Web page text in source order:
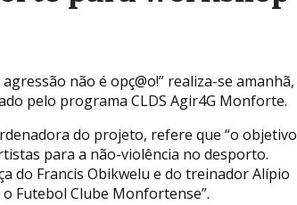
não é opç@o!” realiza-se amanhã,
pelo programa CLDS Agir4G Monforte.
do projeto, refere que “o objetivo
para a não-violência no desporto.
do Francis Obikwelu e do treinador Alípio
Futebol Clube Monfortense”.